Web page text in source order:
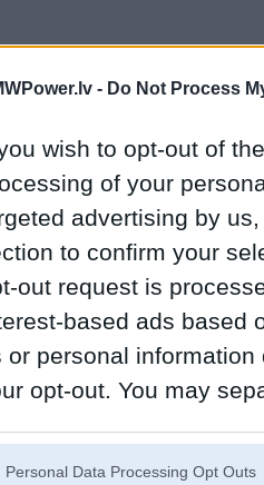
- Do Not Process
wish to opt-out of
of your
advertising by
to confirm your
out request is
based ads based
or personal
opt-out. You may
Personal Data Processing Opt Outs